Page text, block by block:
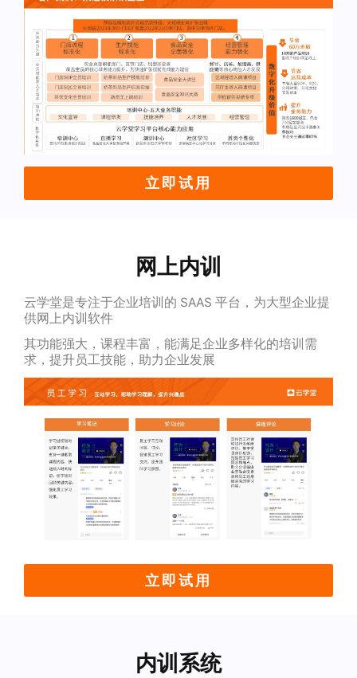
立即试用
网上内训
云学堂是专注于企业培训的 SAAS 平台，为大型企业提
供网上内训软件
其功能强大，课程丰富，能满足企业多样化的培训需
求，提升员工技能，助力企业发展
立即试用
内训系统